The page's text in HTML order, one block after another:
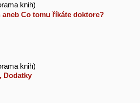
knih)
Co tomu říkáte doktore?
knih)
Dodatky